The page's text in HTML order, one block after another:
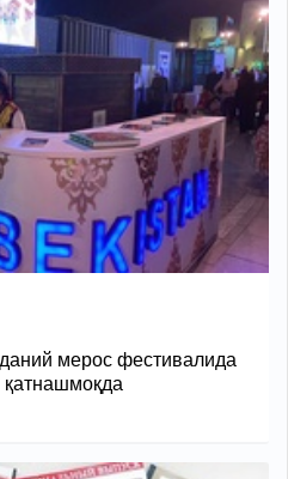
мерос фестивалида
қатнашмоқда